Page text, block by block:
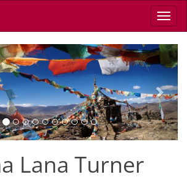
Next
Lana Turner